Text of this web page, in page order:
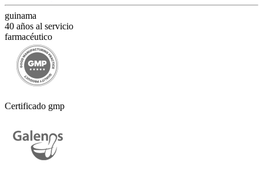
guinama
40 años al servicio
farmacéutico
Certificado gmp